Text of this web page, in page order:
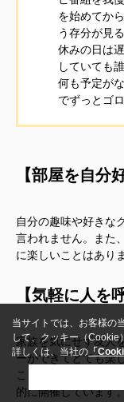
を始めてか
う存分が見
休みの日は
していても
何も予定が
でずっとゴ
【部屋を自分
自分の趣味や好きな
言われません。また
に楽しいことはあり
【気軽に人を
家族を気にせず友人
ーができてとても楽
こともできます。一
的に開催しています
当サイトでは、お客様の
して、クッキー（Cookie
詳しくは、当社の 「